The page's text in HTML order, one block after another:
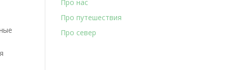
Про нас
Про путешествия
Про север